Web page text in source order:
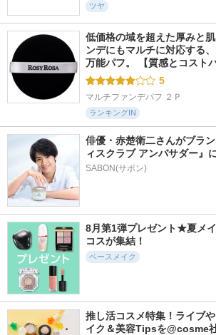
ツヤ
低価格の域を超えた厚みと
ンデにもマルチに対応する
万能パフ。 【質感とコスト
5
マルチファンデパフ ２Ｐ
ランキングIN
俳優・赤楚衛二さんがブラ
ィスクラブ アンバサダー』
SABON(サボン)
8月第1弾プレゼント★夏メ
コスが集結！
ベースメイク
推し活コスメ特集！ライブ
イク＆美容Tipsを@cosme